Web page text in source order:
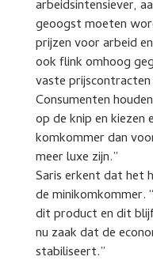
arbeidsintensiever,
geoogst moeten
prijzen voor arbeid
ook flink omhoog
vaste
Consumenten
op de knip en kiezen
komkommer dan
meer luxe zijn.”
Saris erkent dat het
de minikomkommer.
dit product en dit
nu zaak dat de
stabiliseert.”